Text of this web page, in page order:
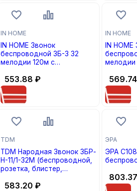
IN HOME
IN HOME Звонок
беспроводной ЗБ-3 32
мелодии 120м с
кодирование с кнопкой
Белый/Голубой
4690612013312
553.88 ₽
IN HOME
IN
мелодии
569.74
TDM
TDM Народная Звонок ЗБР-
Н-11/1-32М (беспроводной,
розетка, блистер,
583.20 ₽
ЭРА
ЭРА